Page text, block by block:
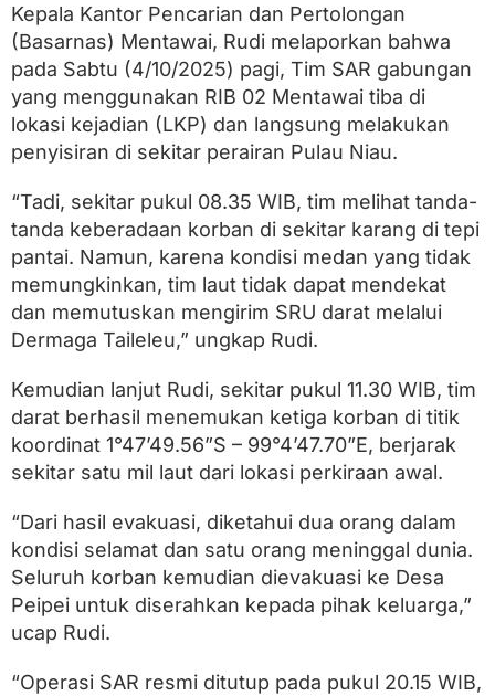
a
n
g
H
i
l
n
K
n
t
a
d
i
n
t
a
w
a
,
a
t
u
M
i
Kepala Kantor Pencarian dan Pertolongan
(Basarnas) Mentawai, Rudi melaporkan bahwa
pada Sabtu (4/10/2025) pagi, Tim SAR gabungan
yang menggunakan RIB 02 Mentawai tiba di
lokasi kejadian (LKP) dan langsung melakukan
penyisiran di sekitar perairan Pulau Niau.
“Tadi, sekitar pukul 08.35 WIB, tim melihat tanda-
tanda keberadaan korban di sekitar karang di tepi
pantai. Namun, karena kondisi medan yang tidak
memungkinkan, tim laut tidak dapat mendekat
dan memutuskan mengirim SRU darat melalui
Dermaga Taileleu,” ungkap Rudi.
Kemudian lanjut Rudi, sekitar pukul 11.30 WIB, tim
darat berhasil menemukan ketiga korban di titik
koordinat 1°47’49.56”S – 99°4’47.70”E, berjarak
sekitar satu mil laut dari lokasi perkiraan awal.
“Dari hasil evakuasi, diketahui dua orang dalam
kondisi selamat dan satu orang meninggal dunia.
Seluruh korban kemudian dievakuasi ke Desa
Peipei untuk diserahkan kepada pihak keluarga,”
ucap Rudi.
“Operasi SAR resmi ditutup pada pukul 20.15 WIB,